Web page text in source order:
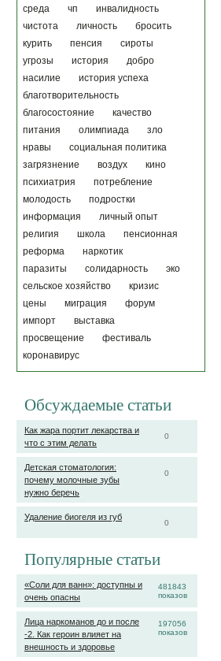
среда
чп
инвалидность
чистота
личность
бросить
курить
пенсия
сироты
угрозы
история
добро
насилие
история успеха
благотворительность
благосостояние
качество
питания
олимпиада
зло
нравы
социальная политика
загрязнение
воздух
кино
психиатрия
потребление
молодость
подростки
информация
личный опыт
религия
школа
пенсионная
реформа
наркотик
паразиты
солидарность
эко
сельское хозяйство
кризис
цены
миграция
форум
импорт
выставка
просвещение
фестиваль
коронавирус
Обсуждаемые статьи
0
Как жара портит лекарства и
что с этим делать
0
Детская стоматология:
почему молочные зубы
нужно беречь
0
Удаление биогеля из губ
Популярные статьи
481843
показов
«Соли для ванн»: доступны и
очень опасны
197056
показов
Лица наркоманов до и после
-2. Как героин влияет на
внешность и здоровье